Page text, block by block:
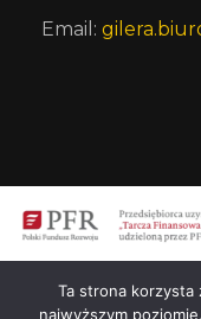
Email:
Ta strona korzysta
najwyższym